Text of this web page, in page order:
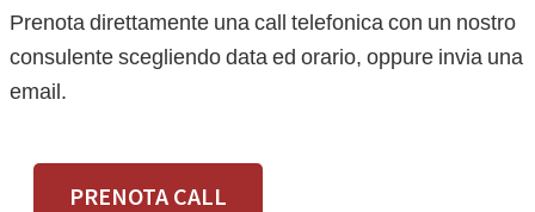
Prenota direttamente una call telefonica con un nostro
consulente scegliendo data ed orario, oppure invia una
email.
PRENOTA CALL